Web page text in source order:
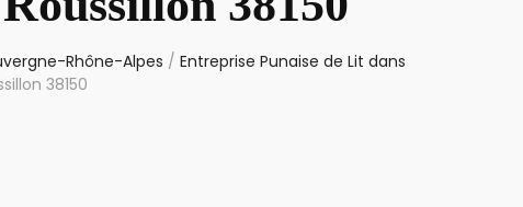
Rhône-Alpes / Entreprise Punaise de Lit dans
38150